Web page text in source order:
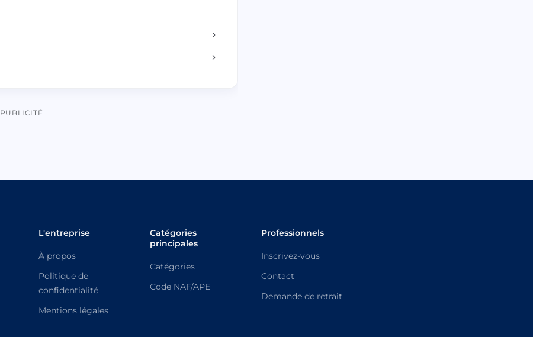
PUBLICITÉ
L'entreprise
À propos
Politique de
confidentialité
Mentions légales
Catégories
principales
Catégories
Code NAF/APE
Professionnels
Inscrivez-vous
Contact
Demande de retrait